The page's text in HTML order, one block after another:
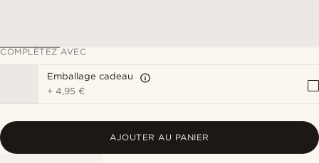
COMPLÉTEZ AVEC
Emballage cadeau
+4,95 €
AJOUTER AU PANIER